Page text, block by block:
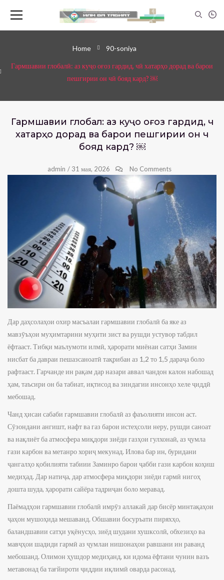
Home 90-soniya
Гармшавии глобалӣ: аз куҷо оғоз гардид, чӣ хатарҳо дорад ва барои
пешгирии он чӣ бояд кард? ￼
Гармшавии глобалӣ: аз куҷо оғоз гардид, чӣ
хатарҳо дорад ва барои пешгирии он чӣ
бояд кард? ￼
admin / 31 мая, 2026 No Comments
Дар даҳсолаҳои охир масъалаи гармшавии глобалӣ ба яке аз
мавзӯъҳои муҳимтарини муҳити зист ва рушди устувор табдил
ёфтааст. Тибқи маълумоти илмӣ, ҳарорати миёнаи сатҳи Замин
нисбат ба давраи пешазсаноатӣ тақрибан аз 1,2 то 1,5 дараҷа боло
рафтааст. Гарчанде ин рақам дар назари аввал чандон калон набошад
ҳам, таъсири он ба табиат, иқтисод ва зиндагии инсонҳо хеле ҷиддӣ
мебошад.
Чанд ҳисаи сабаби гармшавии глобалӣ аз фаъолияти инсон аст.
Сӯзондани ангишт, нафт ва газ барои истеҳсоли неру, рушди саноат
ва нақлиёт ба атмосфера миқдори зиёди газҳои гулхонаӣ, аз ҷумла
гази карбон ва метанро хориҷ мекунад. Илова бар ин, буридани
ҷангалҳо қобилияти табиии Заминро барои ҷабби гази карбон коҳиш
медиҳад. Дар натиҷа, дар атмосфера миқдори зиёди гармӣ нигоҳ
дошта шуда, ҳарорати сайёра тадриҷан боло меравад.
Паёмадҳои гармшавии глобалӣ имрӯз аллакай дар бисёр минтақаҳои
ҷаҳон мушоҳида мешаванд. Обшавии босуръати пиряхҳо,
баландшавии сатҳи уқёнусҳо, зиёд шудани хушксолӣ, обхезиҳо ва
мавҷҳои шадиди гармӣ аз ҷумлаи нишонаҳои равшани ин раванд
мебошанд. Олимон ҳушдор медиҳанд, ки идома ёфтани чунин вазъ
метавонад ба тағйироти ҷиддии иқлимӣ оварда расонад.